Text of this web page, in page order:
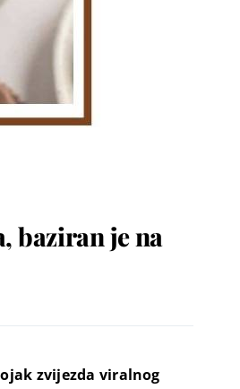
baziran je na
zvijezda viralnog